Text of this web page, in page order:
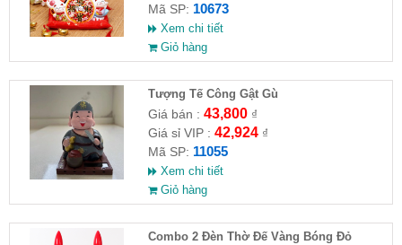
Mã SP: 10673
Xem chi tiết
Giỏ hàng
Tượng Tế Công Gật Gù
Giá bán : 43,800₫
Giá sỉ VIP : 42,924₫
Mã SP: 11055
Xem chi tiết
Giỏ hàng
Combo 2 Đèn Thờ Đế Vàng Bóng Đỏ